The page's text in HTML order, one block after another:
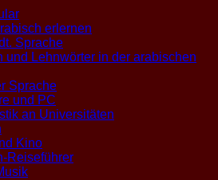
erlernen
Sprache
und Lehnwörter in der arabischen
Sprache
und PC
an Universitäten
Kino
Reiseführer